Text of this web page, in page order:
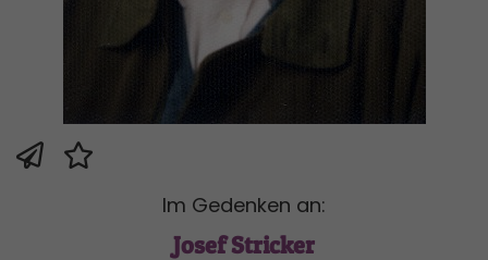
Im Gedenken an:
Josef Stricker